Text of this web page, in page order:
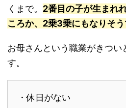
くまで。 2番目の子が生まれ
ころか、2乗3乗にもなりそう
お母さんという職業がきつい
す。
・休日がない